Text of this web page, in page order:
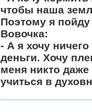
чтобы наша
Поэтому я пойду
Вовочка:
- А я хочу
деньги. Хочу
меня никто
учиться в